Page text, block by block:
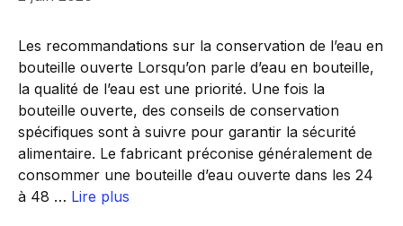
Les recommandations sur la conservation de l’eau en
bouteille ouverte Lorsqu’on parle d’eau en bouteille,
la qualité de l’eau est une priorité. Une fois la
bouteille ouverte, des conseils de conservation
spécifiques sont à suivre pour garantir la sécurité
alimentaire. Le fabricant préconise généralement de
consommer une bouteille d’eau ouverte dans les 24
à 48 … Lire plus